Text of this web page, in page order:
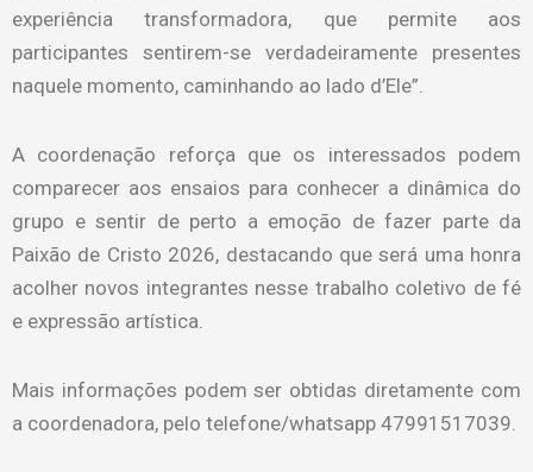
experiência transformadora, que permite aos
participantes sentirem-se verdadeiramente presentes
naquele momento, caminhando ao lado d’Ele”.
A coordenação reforça que os interessados podem
comparecer aos ensaios para conhecer a dinâmica do
grupo e sentir de perto a emoção de fazer parte da
Paixão de Cristo 2026, destacando que será uma honra
acolher novos integrantes nesse trabalho coletivo de fé
e expressão artística.
Mais informações podem ser obtidas diretamente com
a coordenadora, pelo telefone/whatsapp 47991517039.